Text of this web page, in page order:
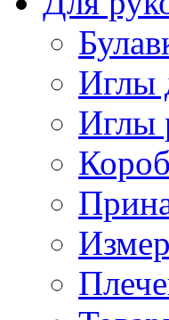
Иглы
Иглы